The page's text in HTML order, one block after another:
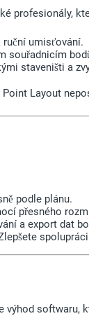
profesionály,
umisťování.
souřadnicím
staveništi a
Layout
podle plánu.
přesného
a export dat
výhod softwaru,